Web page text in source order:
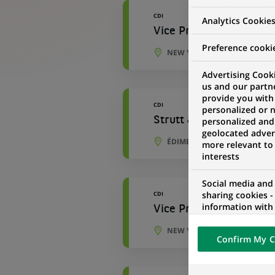
CDI
Vice President - TMT
NEW YORK, ÉTAT DE NEW
CDI
Strutt & Parker - Rural
ÉDIMBOURG, ÉCOSSE,
CDI
Vice President, Asset
NEW YORK, ÉTAT DE NEW
Analytics Cookies
Preference
Advertising
us and our
provide you with
personalized or
personalized and
geolocated
more relevant
interests
Social media
sharing cookies
information with
networks and
visualization on
of the content
external website.
Confirm My